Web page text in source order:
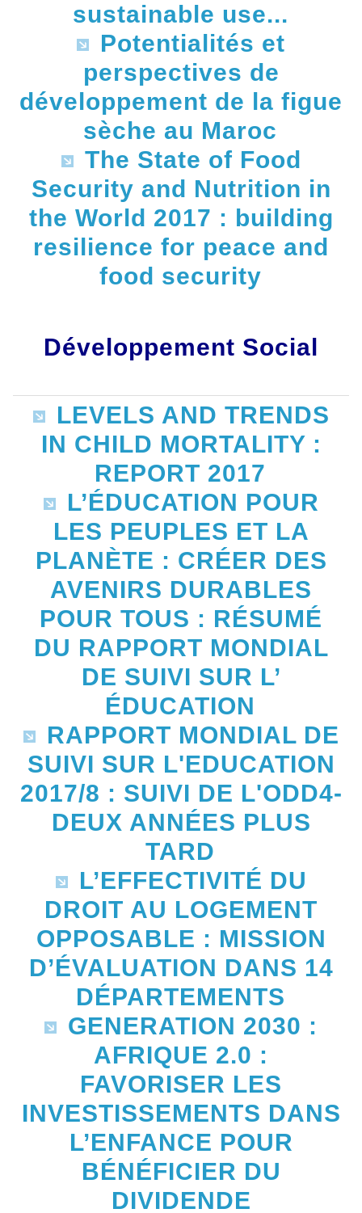
sustainable use...
Potentialités et
perspectives de
développement de la figue
sèche au Maroc
The State of Food
Security and Nutrition in
the World 2017 : building
resilience for peace and
food security
Développement Social
LEVELS AND TRENDS
IN CHILD MORTALITY :
REPORT 2017
L’ÉDUCATION POUR
LES PEUPLES ET LA
PLANÈTE : CRÉER DES
AVENIRS DURABLES
POUR TOUS : RÉSUMÉ
DU RAPPORT MONDIAL
DE SUIVI SUR L’
ÉDUCATION
RAPPORT MONDIAL DE
SUIVI SUR L'EDUCATION
2017/8 : SUIVI DE L'ODD4-
DEUX ANNÉES PLUS
TARD
L’EFFECTIVITÉ DU
DROIT AU LOGEMENT
OPPOSABLE : MISSION
D’ÉVALUATION DANS 14
DÉPARTEMENTS
GENERATION 2030 :
AFRIQUE 2.0 :
FAVORISER LES
INVESTISSEMENTS DANS
L’ENFANCE POUR
BÉNÉFICIER DU
DIVIDENDE